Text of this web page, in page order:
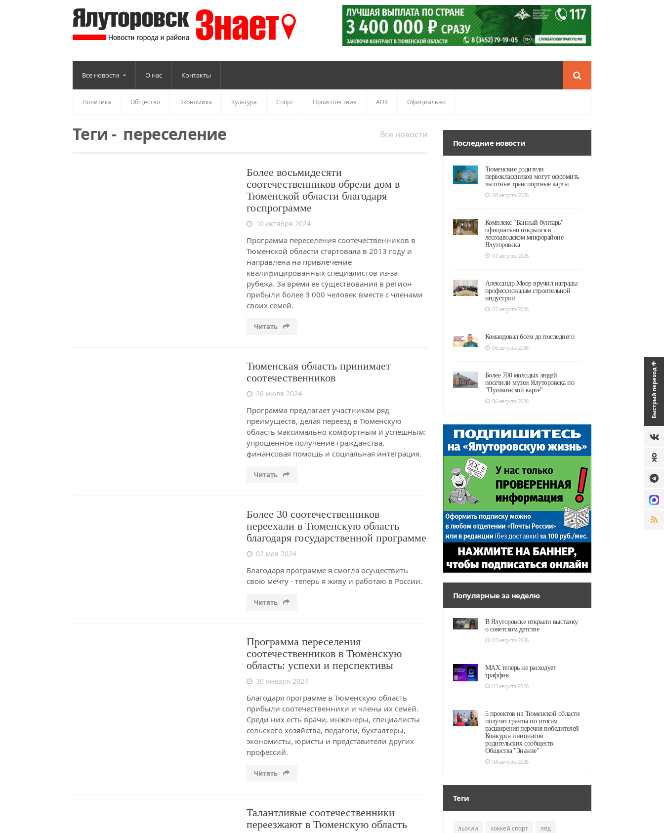
Быстрый переход
Все новости О нас Контакты
Политика Общество Экономика Культура Спорт Происшествия АПК Официально
Все новости
Теги -переселение
Более восьмидесяти
соотечественников обрели дом в
Тюменской области благодаря
госпрограмме
10 октября 2024
Программа переселения соотечественников в
Тюменской области стартовала в 2013 году и
направлена на привлечение
квалифицированных специалистов из-за
рубежа. За время ее существования в регион
прибыли более 3 000 человек вместе с членами
своих семей.
Читать
Тюменская область принимает
соотечественников
26 июля 2024
Программа предлагает участникам ряд
преимуществ, делая переезд в Тюменскую
область максимально комфортным и успешным:
упрощенное получение гражданства,
финансовая помощь и социальная интеграция.
Читать
Более 30 соотечественников
переехали в Тюменскую область
благодаря государственной программе
02 мая 2024
Благодаря программе я смогла осуществить
свою мечту - теперь я живу и работаю в России.
Читать
Программа переселения
соотечественников в Тюменскую
область: успехи и перспективы
30 января 2024
Благодаря программе в Тюменскую область
прибыли соотечественники и члены их семей.
Среди них есть врачи, инженеры, специалисты
сельского хозяйства, педагоги, бухгалтеры,
экономисты, юристы и представители других
профессий.
Читать
Талантливые соотечественники
переезжают в Тюменскую область
Последние новости
Тюменские родители
первоклассников могут оформить
льготные транспортные карты
08 августа 2026
Комплекс "Банный бунтарь"
официально открылся в
лесозаводском микрорайоне
Ялуторовска
07 августа 2026
Александр Моор вручил награды
профессионалам строительной
индустрии
07 августа 2026
Командовал боем до последнего
06 августа 2026
Более 700 молодых людей
посетили музеи Ялуторовска по
"Пушкинской карте"
06 августа 2026
Популярные за неделю
В Ялуторовске открыли выставку
о советском детстве
03 августа 2026
MAX теперь не расходует
траффик
03 августа 2026
5 проектов из Тюменской области
получат гранты по итогам
расширения перечня победителей
Конкурса инициатив
родительских сообществ
Общества "Знание"
04 августа 2026
Теги
лыжии хоккей спорт лёд